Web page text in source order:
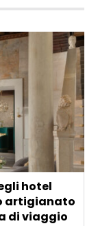
hotel
artigianato
di viaggio